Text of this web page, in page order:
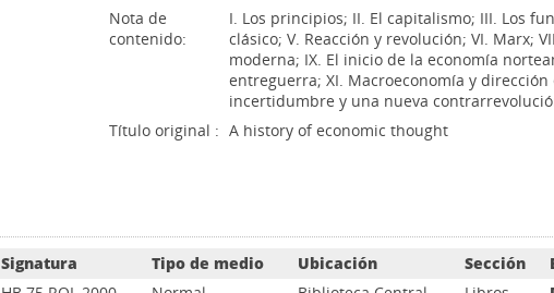
Nota de
contenido:
I. Los principios; II. El capitalismo; III. Los
clásico; V. Reacción y revolución; VI. Marx;
moderna; IX. El inicio de la economía
entreguerra; XI. Macroeconomía y dirección
incertidumbre y una nueva
Título original : A history of economic thought
Signatura Tipo de medio Ubicación Sección